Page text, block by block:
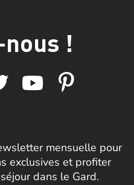
!
mensuelle pour
exclusives et profiter
dans le Gard.